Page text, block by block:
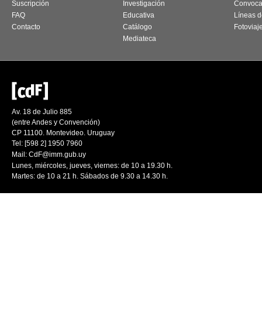
Suscripción
FAQ
Contacto
Investigación
Educativa
Catálogo
Mediateca
Líneas
Av. 18 de Julio 885
(entre Andes y Convención)
CP 11100. Montevideo. Uruguay
Tel: [598 2] 1950 7960
Mail: CdF@imm.gub.uy
Lunes, miércoles, jueves, viernes: de 10 a 19.30 h.
Martes: de 10 a 21 h. Sábados de 9.30 a 14.30 h.